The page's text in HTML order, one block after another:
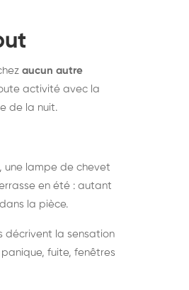
aucun autre
activité avec la
de la nuit.
une lampe de chevet
en été : autant
la pièce.
décrivent la sensation
fuite, fenêtres